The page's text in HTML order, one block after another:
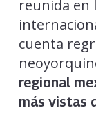
reunida en
cuenta
regional
más vistas